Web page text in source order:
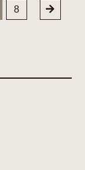
8